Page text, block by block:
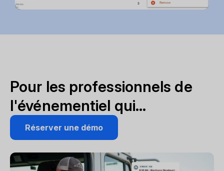
Pour les professionnels de
l'événementiel qui...
Réserver une démo